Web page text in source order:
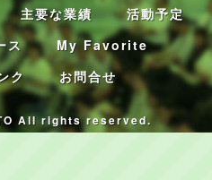
主要な業績
活動予定
ス
My Favorite
ク お問合せ
All rights reserved.